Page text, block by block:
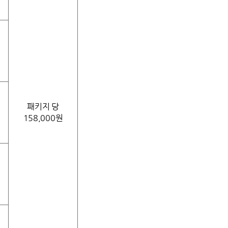
패키지 당
158,000원